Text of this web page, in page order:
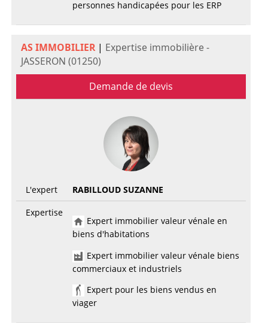
personnes handicapées pour les ERP
AS IMMOBILIER| Expertise immobilière -
JASSERON (01250)
Demande de devis
L'expert
RABILLOUD SUZANNE
Expertise
Expert immobilier valeur vénale en
biens d'habitations
Expert immobilier valeur vénale biens
commerciaux et industriels
Expert pour les biens vendus en
viager